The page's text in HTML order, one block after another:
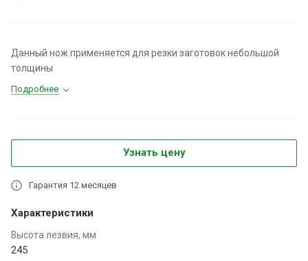
Данный нож применяется для резки заготовок небольшой
толщины
Подробнее
Узнать цену
Гарантия 12 месяцев
Характеристики
Высота лезвия, мм
245